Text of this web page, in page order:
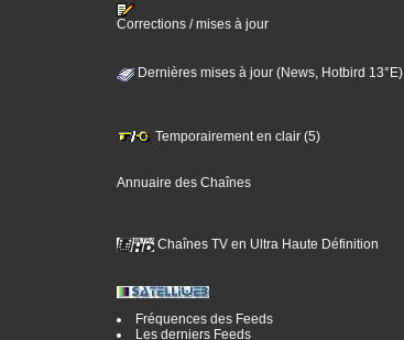
Corrections / mises à jour
Dernières mises à jour (News, Hotbird 13°E)
Temporairement en clair (5)
Annuaire des Chaînes
Chaînes TV en Ultra Haute Définition
Fréquences des Feeds
Les derniers Feeds